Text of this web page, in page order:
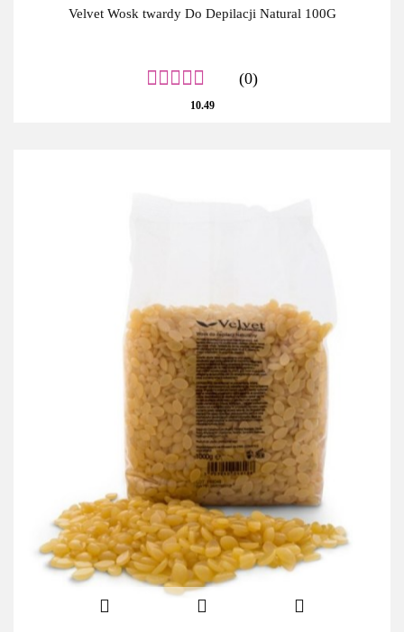
Velvet Wosk twardy Do Depilacji Natural 100G
(0)
10.49